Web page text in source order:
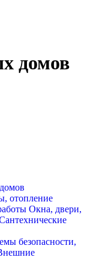
домов
oтопление
Окна, двери,
безопасности,